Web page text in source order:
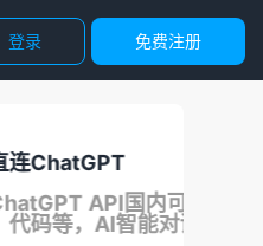
登录 免费注册
国内可用，写
智能对话